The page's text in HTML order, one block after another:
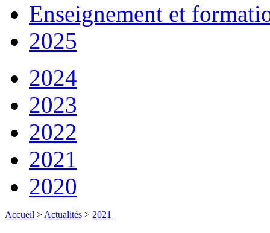
Enseignement et
2025
2024
2023
2022
2021
2020
Accueil > Actualités > 2021